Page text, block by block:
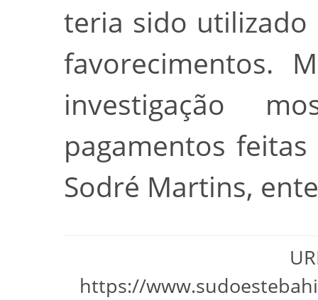
teria sido
favorecimentos.
investigação
pagamentos
Sodré Martins,
https://